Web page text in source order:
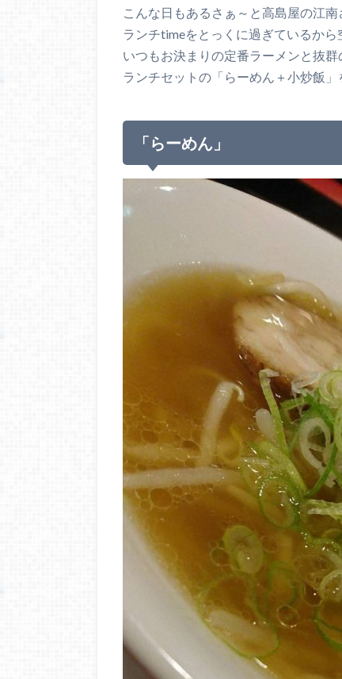
こんな日もあるさぁ～と高島屋の江
ランチtimeをとっくに過ぎているか
いつもお決まりの定番ラーメンと抜
ランチセットの「らーめん＋小炒飯」
「らーめん」